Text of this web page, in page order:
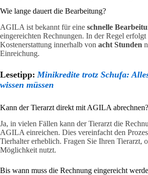
Wie lange dauert die Bearbeitung?
AGILA ist bekannt für eine schnelle
eingereichten Rechnungen. In der Regel erfolgt
Kostenerstattung innerhalb von acht Stunden
Einreichung.
Lesetipp: Minikredite trotz Schufa:
wissen müssen
Kann der Tierarzt direkt mit AGILA abrechnen?
Ja, in vielen Fällen kann der Tierarzt die
AGILA einreichen. Dies vereinfacht den
Tierhalter erheblich. Fragen Sie Ihren Tierarzt,
Möglichkeit nutzt.
Bis wann muss die Rechnung eingereicht